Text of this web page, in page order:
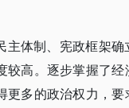
主体制、宪政框架
较高。逐步掌握了经
更多的政治权力，